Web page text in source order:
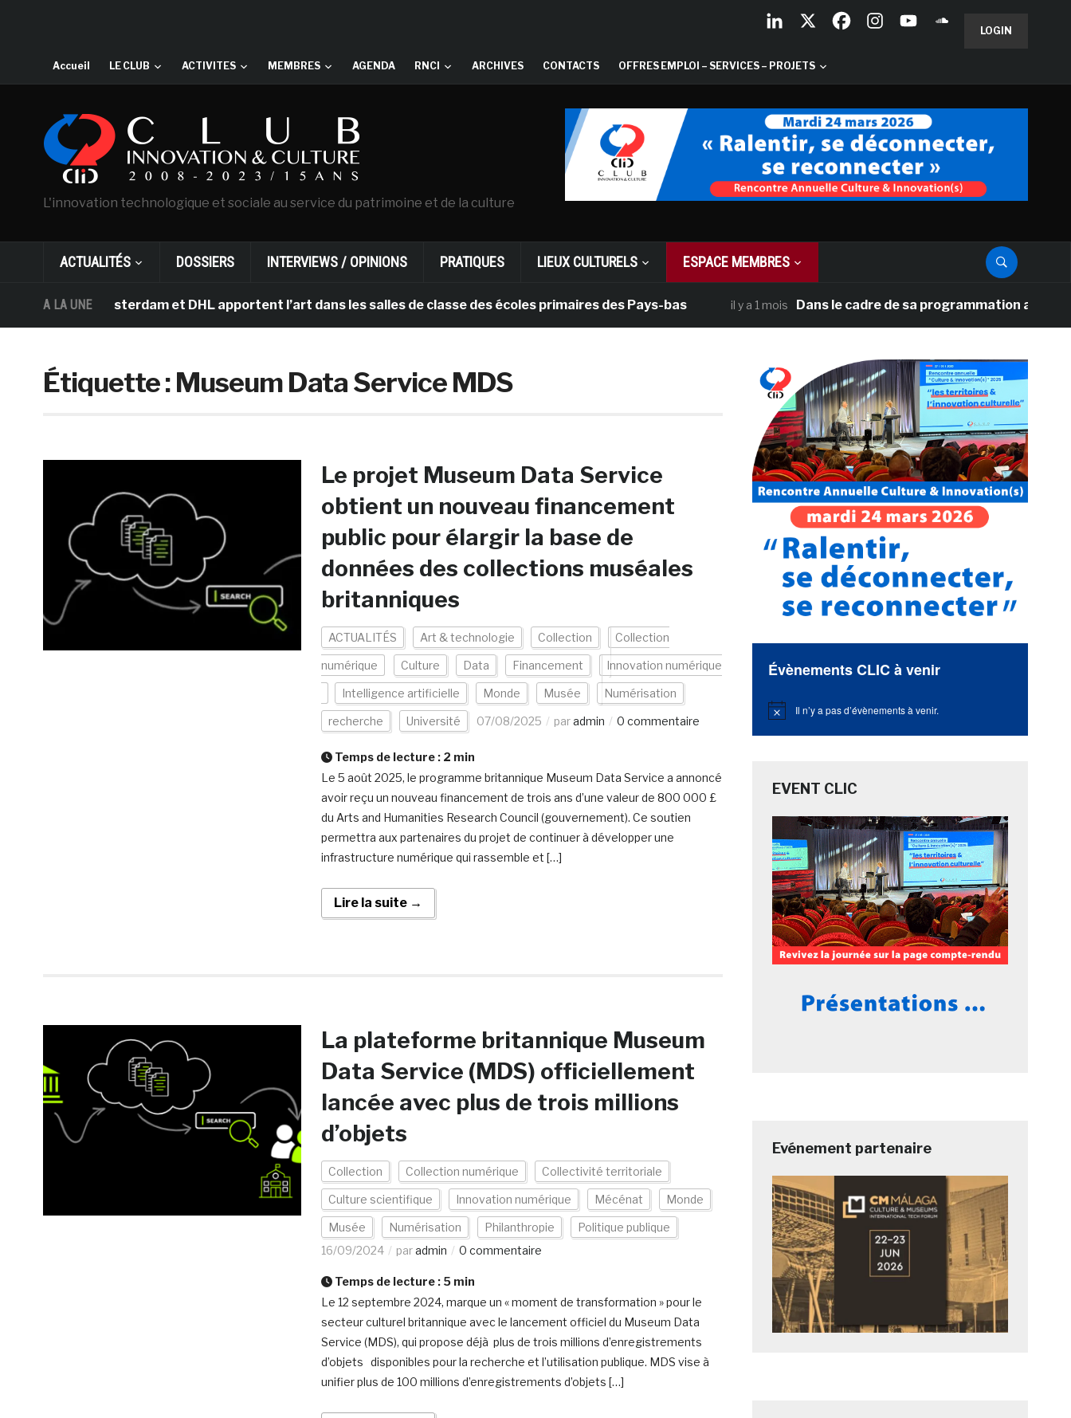
LOGIN
Accueil LE CLUB ACTIVITES MEMBRES AGENDA RNCI ARCHIVES CONTACTS OFFRES EMPLOI – SERVICES – PROJETS
L'innovation technologique et sociale au service du patrimoine et de la culture
ACTUALITÉS DOSSIERS INTERVIEWS / OPINIONS PRATIQUES LIEUX CULTURELS ESPACE MEMBRES
A LA UNE
Gogh d’Amsterdam et DHL apportent l’art dans les salles de classe des écoles primaires des Pays-bas il y a 1 mois Dans le cadre de sa programmation
Étiquette :Museum Data Service MDS
Le projet Museum Data Service
obtient un nouveau financement
public pour élargir la base de
données des collections muséales
britanniques
ACTUALITÉS Art & technologie Collection Collection
numérique Culture Data Financement Innovation numérique
Intelligence artificielle Monde Musée Numérisation
recherche Université 07/08/2025 paradmin 0 commentaire
Temps de lecture : 2 min
Le 5 août 2025, le programme britannique Museum Data Service a annoncé
avoir reçu un nouveau financement de trois ans d’une valeur de 800 000 £
du Arts and Humanities Research Council (gouvernement). Ce soutien
permettra aux partenaires du projet de continuer à développer une
infrastructure numérique qui rassemble et […]
Lire la suite →
La plateforme britannique Museum
Data Service (MDS) officiellement
lancée avec plus de trois millions
d’objets
Collection Collection numérique Collectivité territoriale
Culture scientifique Innovation numérique Mécénat Monde
Musée Numérisation Philanthropie
Politique publique
16/09/2024
paradmin 0 commentaire
Temps de lecture : 5 min
Le 12 septembre 2024, marque un « moment de transformation » pour le
secteur culturel britannique avec le lancement officiel du Museum Data
Service (MDS), qui propose déjà plus de trois millions d’enregistrements
d’objets disponibles pour la recherche et l’utilisation publique. MDS vise à
unifier plus de 100 millions d’enregistrements d’objets […]
Évènements CLIC à venir
Notice Il n’y a pas d’évènements à venir.
EVENT CLIC
Evénement partenaire